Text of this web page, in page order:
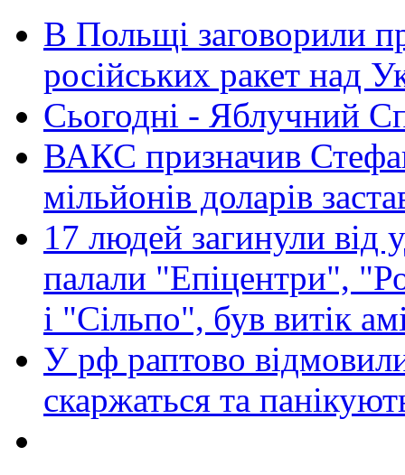
В Польщі заговорили
російських ракет над
Сьогодні - Яблучний
ВАКС призначив
мільйонів доларів
17 людей загинули від
палали "Епіцентри",
і "Сільпо", був витік
У рф раптово
скаржаться та